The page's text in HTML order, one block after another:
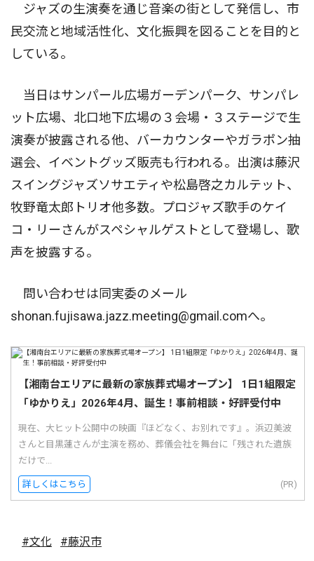
ジャズの生演奏を通じ音楽の街として発信し、市
民交流と地域活性化、文化振興を図ることを目的と
している。
当日はサンパール広場ガーデンパーク、サンパレ
ット広場、北口地下広場の３会場・３ステージで生
演奏が披露される他、バーカウンターやガラポン抽
選会、イベントグッズ販売も行われる。出演は藤沢
スイングジャズソサエティや松島啓之カルテット、
牧野竜太郎トリオ他多数。プロジャズ歌手のケイ
コ・リーさんがスペシャルゲストとして登場し、歌
声を披露する。
問い合わせは同実委のメール
shonan.fujisawa.jazz.meeting@gmail.comへ。
【湘南台エリアに最新の家族葬式場オープン】 1日1組限定
「ゆかりえ」2026年4月、誕生！事前相談・好評受付中
現在、大ヒット公開中の映画『ほどなく、お別れです』。浜辺美波
さんと目黒蓮さんが主演を務め、葬儀会社を舞台に「残された遺族
だけで...
詳しくはこちら (PR)
#文化 #藤沢市